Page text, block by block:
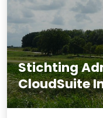
Stichting
CloudSuite